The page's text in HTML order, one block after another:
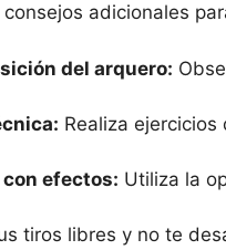
adicionales
del arquero:
Realiza
efectos: Utiliza la
tiros libres y no te